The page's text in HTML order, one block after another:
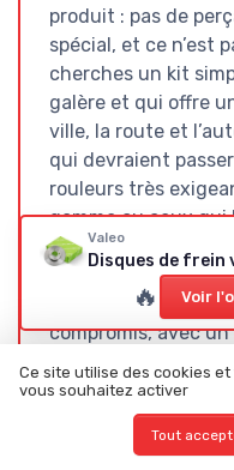
produit : pas de
spécial, et ce n’est
cherches un kit
galère et qui offre
ville, la route et
qui devraient
rouleurs très
gamme ou ceux
dégraisser
demande un
Globalement, je
compromis, avec
mauvaise surprise.
Valeo
🔥 Voir
Ce site utilise des cookies
vous souhaitez activer
Tout